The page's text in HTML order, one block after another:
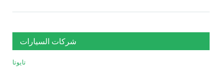
شركات السيارات
تايوتا